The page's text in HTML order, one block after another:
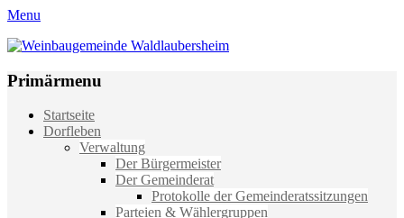
Menu
Weinbaugemeinde Waldlaubersheim
Primärmenu
Weiter
zum
Startseite
Dorfleben
Verwaltung
Der Bürgermeister
Der Gemeinderat
Protokolle der Gemeinderatssitzungen
Parteien & Wählergruppen